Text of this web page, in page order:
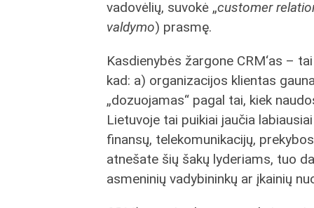
vadovėlių, suvokė „customer
valdymo) prasmę.
Kasdienybės žargone CRM‘as –
kad: a) organizacijos klientas
„dozuojamas“ pagal tai, kiek
Lietuvoje tai puikiai jaučia
finansų, telekomunikacijų,
atnešate šių šakų lyderiams, tuo
asmeninių vadybininkų ar įkainių